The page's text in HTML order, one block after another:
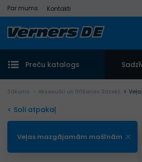
Par mums Kontakti
Preču katalogs
Sākums Aksesuāri un tīrīšanas līdzekļi
< Soli atpakaļ
Veļas mazgājamām mašīnām